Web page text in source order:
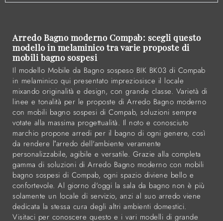
Arredo Bagno moderno Compab: scegli questo
modello in melaminico tra varie proposte di
mobili bagno sospesi
Il modello Mobile da Bagno sospeso BIK BK03 di Compab
in melaminico qui presentato impreziosisce il locale
mixando originalità e design, con grande classe. Varietà di
linee e tonalità per le proposte di Arredo Bagno moderno
con mobili bagno sospesi di Compab, soluzioni sempre
votate alla massima progettualità. Il noto e conosciuto
marchio propone arredi per il bagno di ogni genere, così
da rendere l’arredo dell'ambiente veramente
personalizzabile, agibile e versatile. Grazie alla completa
gamma di soluzioni di Arredo Bagno moderno con mobili
bagno sospesi di Compab, ogni spazio diviene bello e
confortevole. Al giorno d'oggi la sala da bagno non è più
solamente un locale di servizio, anzi al suo arredo viene
dedicata la stessa cura degli altri ambienti domestici.
Visitaci per conoscere questo e i vari modelli di grande